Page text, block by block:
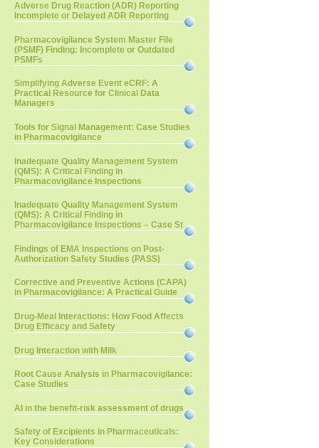
Adverse Drug Reaction (ADR) Reporting
Incomplete or Delayed ADR Reporting
Pharmacovigilance System Master File
(PSMF) Finding: Incomplete or Outdated
PSMFs
Simplifying Adverse Event eCRF: A
Practical Resource for Clinical Data
Managers
Tools for Signal Management: Case Studies
in Pharmacovigilance
Inadequate Quality Management System
(QMS): A Critical Finding in
Pharmacovigilance Inspections
Inadequate Quality Management System
(QMS): A Critical Finding in
Pharmacovigilance Inspections – Case St
Findings of EMA Inspections on Post-
Authorization Safety Studies (PASS)
Corrective and Preventive Actions (CAPA)
in Pharmacovigilance: A Practical Guide
Drug-Meal Interactions: How Food Affects
Drug Efficacy and Safety
Drug Interaction with Milk
Root Cause Analysis in Pharmacovigilance:
Case Studies
AI in the benefit-risk assessment of drugs
Safety of Excipients in Pharmaceuticals:
Key Considerations